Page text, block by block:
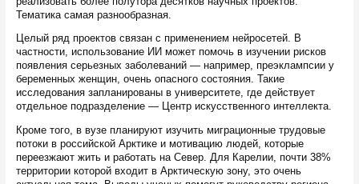
Тематика самая разнообразная.
Целый ряд проектов связан с применением нейросетей. В
частности, использование ИИ может помочь в изучении рисков
появления серьезных заболеваний — например, преэклампсии у
беременных женщин, очень опасного состояния. Такие
исследования запланированы в университете, где действует
отдельное подразделение — Центр искусственного интеллекта.
Кроме того, в вузе планируют изучить миграционные трудовые
потоки в российской Арктике и мотивацию людей, которые
переезжают жить и работать на Север. Для Карелии, почти 38%
территории которой входит в Арктическую зону, это очень